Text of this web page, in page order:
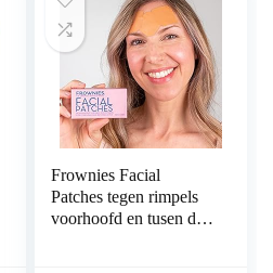
Frownies Facial
Patches tegen rimpels
voorhoofd en tusen de